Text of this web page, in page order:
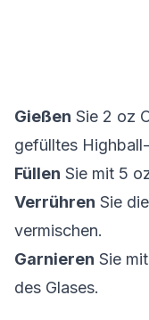
Gießen Sie 2 oz
gefülltes
Füllen Sie mit 5
Verrühren Sie
vermischen.
Garnieren Sie
des Glases.